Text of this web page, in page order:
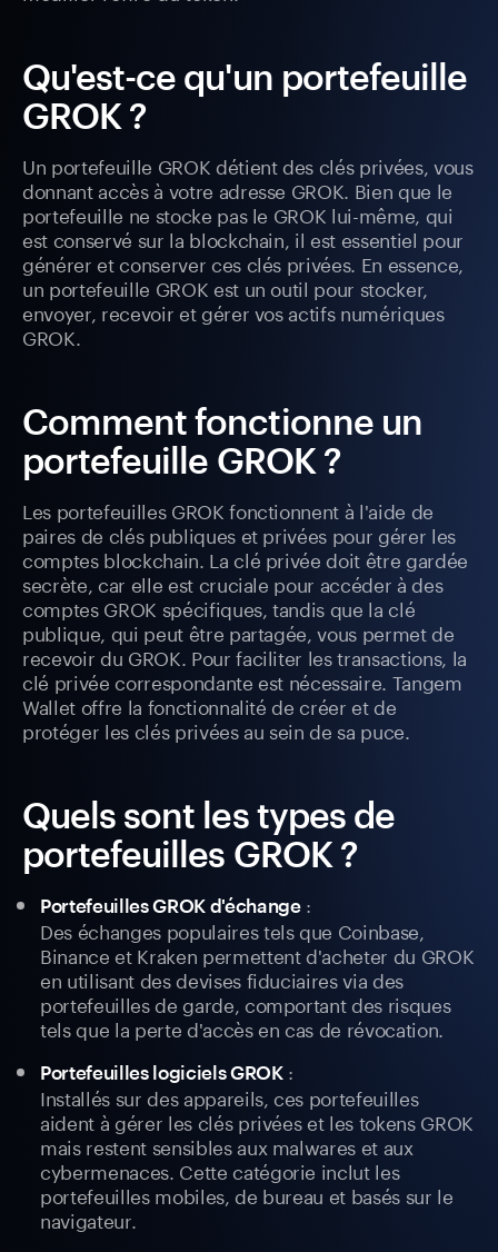
Qu'est-ce qu'un portefeuille
GROK ?
Un portefeuille GROK détient des clés privées, vous
donnant accès à votre adresse GROK. Bien que le
portefeuille ne stocke pas le GROK lui-même, qui
est conservé sur la blockchain, il est essentiel pour
générer et conserver ces clés privées. En essence,
un portefeuille GROK est un outil pour stocker,
envoyer, recevoir et gérer vos actifs numériques
GROK.
Comment fonctionne un
portefeuille GROK ?
Les portefeuilles GROK fonctionnent à l'aide de
paires de clés publiques et privées pour gérer les
comptes blockchain. La clé privée doit être gardée
secrète, car elle est cruciale pour accéder à des
comptes GROK spécifiques, tandis que la clé
publique, qui peut être partagée, vous permet de
recevoir du GROK. Pour faciliter les transactions, la
clé privée correspondante est nécessaire. Tangem
Wallet offre la fonctionnalité de créer et de
protéger les clés privées au sein de sa puce.
Quels sont les types de
portefeuilles GROK ?
Portefeuilles GROK d'échange:
Des échanges populaires tels que Coinbase,
Binance et Kraken permettent d'acheter du GROK
en utilisant des devises fiduciaires via des
portefeuilles de garde, comportant des risques
tels que la perte d'accès en cas de révocation.
Portefeuilles logiciels GROK:
Installés sur des appareils, ces portefeuilles
aident à gérer les clés privées et les tokens GROK
mais restent sensibles aux malwares et aux
cybermenaces. Cette catégorie inclut les
portefeuilles mobiles, de bureau et basés sur le
navigateur.